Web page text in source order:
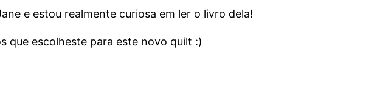
e estou realmente curiosa em ler o livro dela!
que escolheste para este novo quilt :)